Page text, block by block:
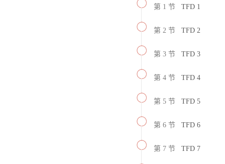
第 1 节 TFD 1
第 2 节 TFD 2
第 3 节 TFD 3
第 4 节 TFD 4
第 5 节 TFD 5
第 6 节 TFD 6
第 7 节 TFD 7